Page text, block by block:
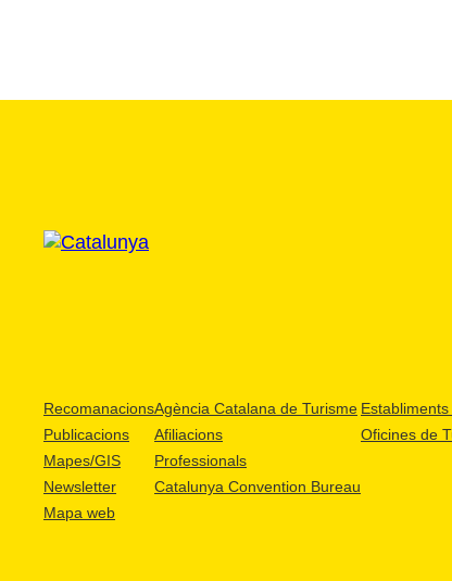
Recomanacions
Publicacions
Mapes/GIS
Newsletter
Mapa web
Agència Catalana de Turisme
Afiliacions
Professionals
Catalunya Convention Bureau
Oficines de